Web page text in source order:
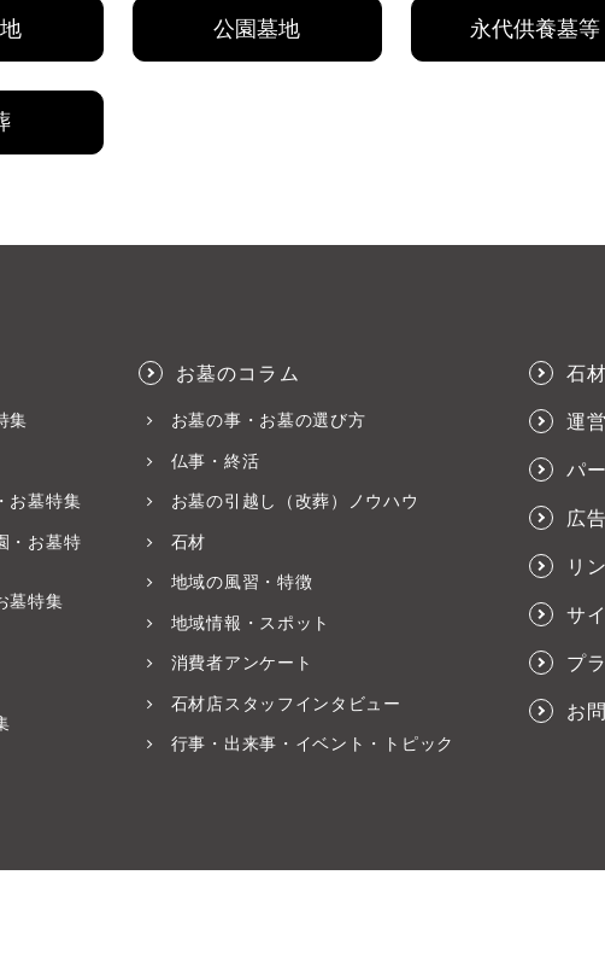
公園墓地 永代供養墓等
集
お墓特集
・お墓特
墓特集
お墓のコラム
お墓の事・お墓の選び方
仏事・終活
お墓の引越し（改葬）ノウハウ
石材
地域の風習・特徴
地域情報・スポット
消費者アンケート
石材店スタッフインタビュー
行事・出来事・イベント・トピック
石
運
パ
広
リ
サ
プ
お